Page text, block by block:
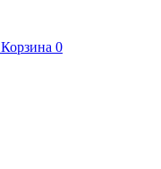
Корзина 0